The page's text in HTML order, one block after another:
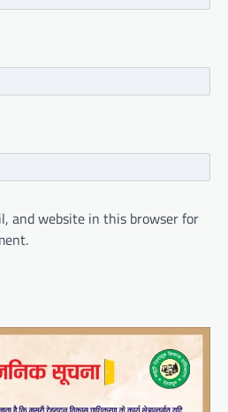
and website in this browser for